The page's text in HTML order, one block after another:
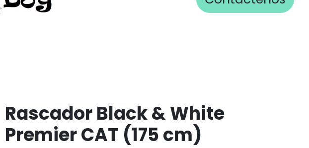
Rascador Black & White
Premier CAT (175 cm)